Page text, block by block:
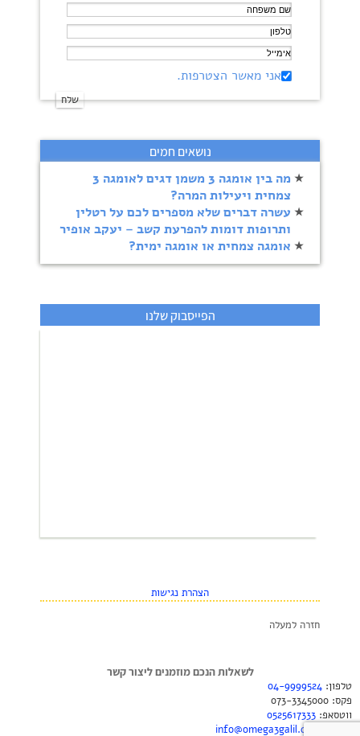
אני מאשר הצטרפות.
נושאים חמים
מה בין אומגה 3 משמן דגים לאומגה 3
צמחית ויעילות המרה?
עשרה דברים שלא מספרים לכם על רטלין
ותרופות דומות להפרעת קשב – יעקב אופיר
אומגה צמחית או אומגה ימית?
הפייסבוק שלנו
הצהרת נגישות
חזרה למעלה
לשאלות הנכם מוזמנים ליצור קשר
טלפון: 04-9999524
פקס: 073-3345000
ווטסאפ: 0525617333
info@omega3galil.com